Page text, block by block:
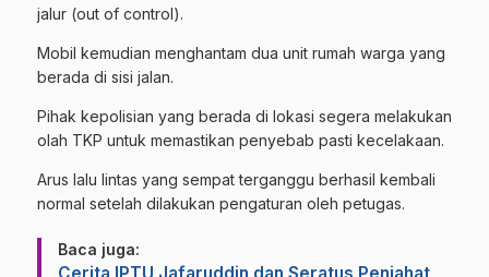
jalur (out of control).
Mobil kemudian menghantam dua unit rumah warga yang
berada di sisi jalan.
Pihak kepolisian yang berada di lokasi segera melakukan
olah TKP untuk memastikan penyebab pasti kecelakaan.
Arus lalu lintas yang sempat terganggu berhasil kembali
normal setelah dilakukan pengaturan oleh petugas.
Baca juga:
Cerita IPTU Jafaruddin dan Seratus Penjahat